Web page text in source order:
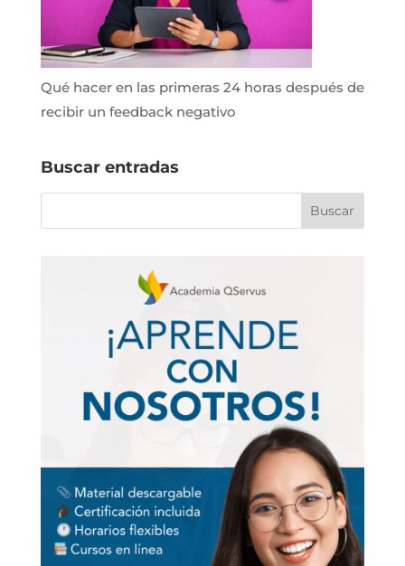
Qué hacer en las primeras 24 horas después de
recibir un feedback negativo
Buscar entradas